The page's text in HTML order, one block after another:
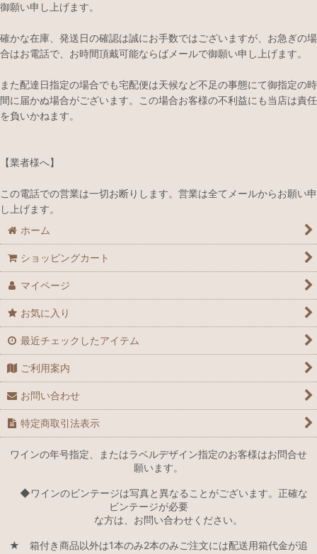
御願い申し上げます。
確かな在庫、発送日の確認は誠にお手数ではございますが、お急ぎの場
合はお電話で、お時間頂戴可能ならばメールで御願い申し上げます。
また配達日指定の場合でも宅配便は天候など不足の事態にて御指定の時
間に届かぬ場合がございます。この場合お客様の不利益にも当店は責任
を負いかねます。
【業者様へ】
この電話での営業は一切お断りします。営業は全てメールからお願い申
し上げます。
ホーム
ショッピングカート
マイページ
お気に入り
最近チェックしたアイテム
ご利用案内
お問い合わせ
特定商取引法表示
ワインの年号指定、またはラベルデザイン指定のお客様はお問合せ
願います。
◆ワインのビンテージは写真と異なることがございます。正確な
ビンテージが必要
な方は、お問い合わせください。
★ 箱付き商品以外は1本のみ2本のみご注文には配送用箱代金が追